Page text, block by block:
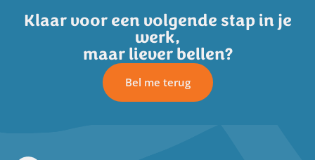
Klaar voor een volgende stap in je
werk,
maar liever bellen?
Bel me terug